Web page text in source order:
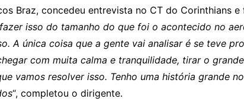
Braz, concedeu entrevista no CT do Corinthians
isso do tamanho do que foi o acontecido no
A única coisa que a gente vai analisar é se teve
com muita calma e tranquilidade, tirar o
vamos resolver isso. Tenho uma história grande
“, completou o dirigente.